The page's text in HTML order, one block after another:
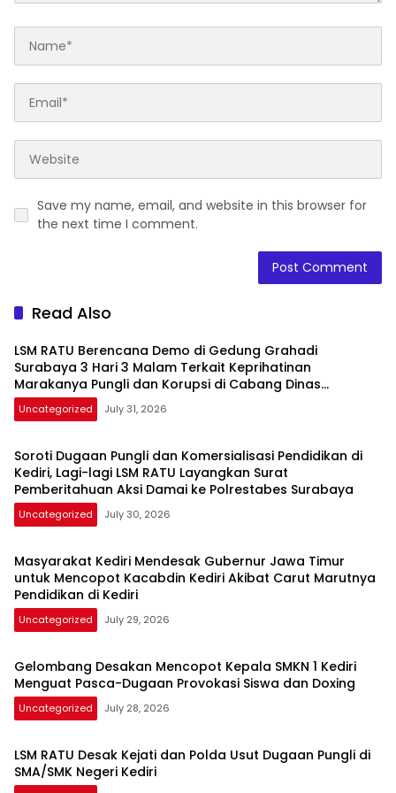
Save my name, email, and website in this browser for
the next time I comment.
Read Also
LSM RATU Berencana Demo di Gedung Grahadi
Surabaya 3 Hari 3 Malam Terkait Keprihatinan
Marakanya Pungli dan Korupsi di Cabang Dinas
Pendidikan Kediri
Uncategorized July 31, 2026
Soroti Dugaan Pungli dan Komersialisasi Pendidikan di
Kediri, Lagi-lagi LSM RATU Layangkan Surat
Pemberitahuan Aksi Damai ke Polrestabes Surabaya
Uncategorized July 30, 2026
Masyarakat Kediri Mendesak Gubernur Jawa Timur
untuk Mencopot Kacabdin Kediri Akibat Carut Marutnya
Pendidikan di Kediri
Uncategorized July 29, 2026
Gelombang Desakan Mencopot Kepala SMKN 1 Kediri
Menguat Pasca-Dugaan Provokasi Siswa dan Doxing
Uncategorized July 28, 2026
LSM RATU Desak Kejati dan Polda Usut Dugaan Pungli di
SMA/SMK Negeri Kediri